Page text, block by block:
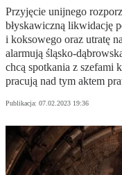
Przyjęcie unijnego
błyskawiczną likwidację
i koksowego oraz utratę
alarmują śląsko-
chcą spotkania z szefami
pracują nad tym aktem
Publikacja: 07.02.2023 19:36